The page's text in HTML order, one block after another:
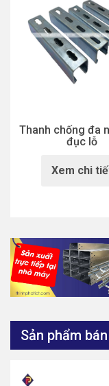
Thanh chống đa
đục lỗ
Xem chi
Sản phẩm